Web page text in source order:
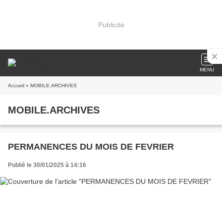
Publicité
MENU
Accueil » MOBILE.ARCHIVES
MOBILE.ARCHIVES
PERMANENCES DU MOIS DE FEVRIER
Publié le 30/01/2025 à 14:16